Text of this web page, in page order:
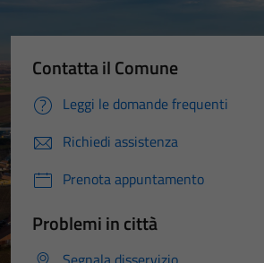
Contatta il Comune
Leggi le domande frequenti
Richiedi assistenza
Prenota appuntamento
Problemi in città